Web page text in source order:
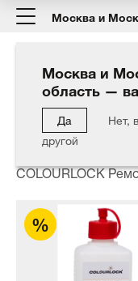
Москва и
Москва и
область —
Да
Нет,
другой
Главная Каталог
Глянцевый лак для
COLOURLOCK